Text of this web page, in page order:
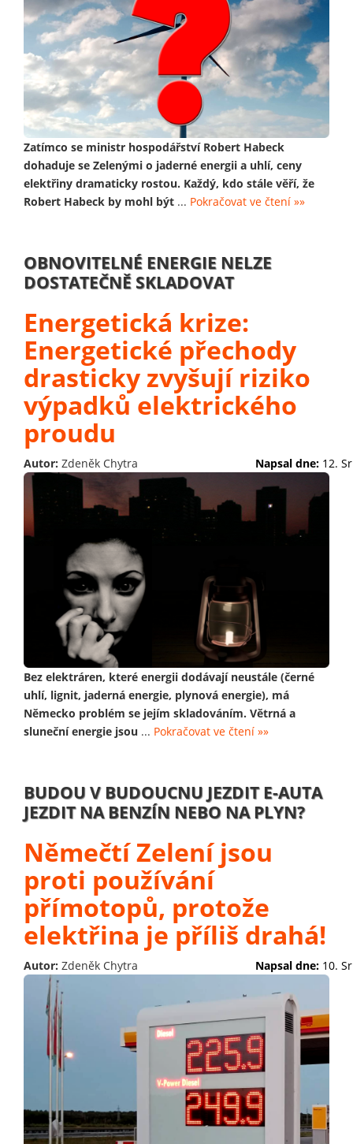
Zatímco se ministr hospodářství Robert Habeck
dohaduje se Zelenými o jaderné energii a uhlí, ceny
elektřiny dramaticky rostou. Každý, kdo stále věří, že
Robert Habeck by mohl být ... Pokračovat ve čtení »»
OBNOVITELNÉ ENERGIE NELZE
DOSTATEČNĚ SKLADOVAT
Energetická krize:
Energetické přechody
drasticky zvyšují riziko
výpadků elektrického
proudu
Autor: Zdeněk Chytra Napsal dne: 12.
Bez elektráren, které energii dodávají neustále (černé
uhlí, lignit, jaderná energie, plynová energie), má
Německo problém se jejím skladováním. Větrná a
sluneční energie jsou ... Pokračovat ve čtení »»
BUDOU V BUDOUCNU JEZDIT E-AUTA
JEZDIT NA BENZÍN NEBO NA PLYN?
Němečtí Zelení jsou
proti používání
přímotopů, protože
elektřina je příliš drahá!
Autor: Zdeněk Chytra Napsal dne: 10.